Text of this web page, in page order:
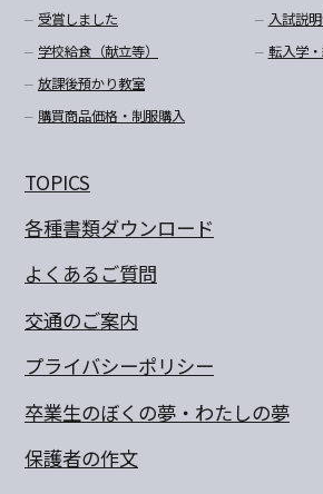
受賞しました
学校給食（献立等）
放課後預かり教室
購買商品価格・制服購入
入試説
転入学
TOPICS
各種書類ダウンロード
よくあるご質問
交通のご案内
プライバシーポリシー
卒業生のぼくの夢・わたしの夢
保護者の作文